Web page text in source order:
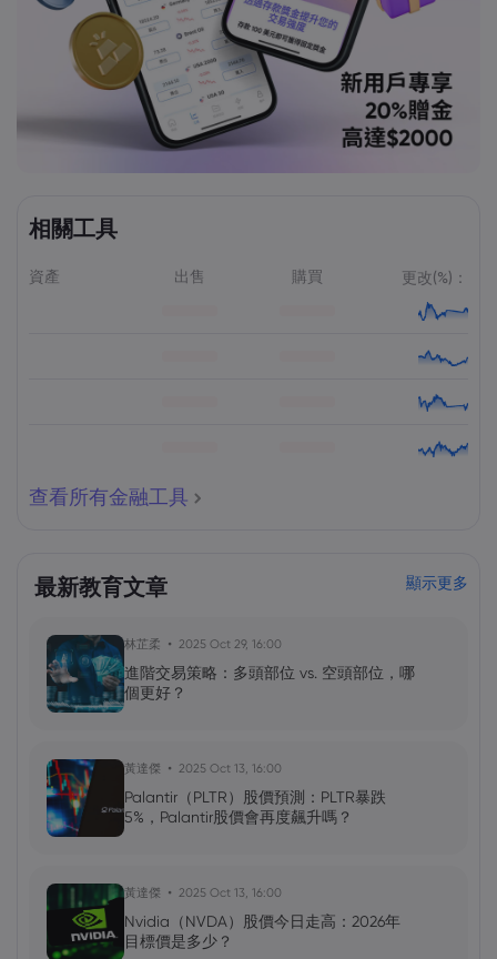
相關工具
資產 出售 購買 更改(%)：
查看所有金融工具
最新教育文章 顯示更多
林芷柔 2025 Oct 29, 16:00
進階交易策略：多頭部位 vs. 空頭部位，哪
個更好？
黃達傑 2025 Oct 13, 16:00
Palantir（PLTR）股價預測：PLTR暴跌
5%，Palantir股價會再度飆升嗎？
黃達傑 2025 Oct 13, 16:00
Nvidia（NVDA）股價今日走高：2026年
目標價是多少？